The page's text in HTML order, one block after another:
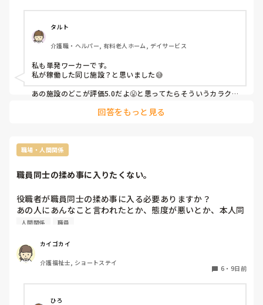
代表格です。それはなぜか？
①そもそも受け入れ件数が多い。同一日に複数人募集してい
る。日勤帯も夜勤帯も絶賛同時募集！　働きやすい事業所だ
ったら、そんなに募集する必要がありません。受け入れ件数
が多い事業所の、これまた典型的な特徴として「教えるのを
面倒くさがる。カットする」というものがあります。初めて
と言うと「初めてですかぁ😮‍💨」とボヤかれる率も高い。
②事業所がリセットすれば、評価点は5や4.9に容易に変わり
③批判的なコメントがなく「優しく対応してくださいまし
た」的なものばっかりというのは、要は批判的なコメントを
せっせと削除しているということです。
働きやすい事業所とは、毎日ではなく時折、募集をかけてく
る施設。毎日のように募集をかけていたとしても、すぐに埋
まってしまう（募集をかけて数十分から数時間の内に）。持
ち運べる入居者様のADL情報の資料がある。指示が曖昧では
れやれでもなく、放置で指示されずでもなく、ほどよい業務
の振り分けがある所（レビューや5chも参考に）
タイミーではGOOD率が、99%以上の事業所且つレビューの
タルト
介護職・ヘルパー, 有料老人ホーム, デイサービス
私も単発ワーカーです。
私が稼働した同じ施設？と思いました😅
あの施設のどこが評価5.0だよ😤と思ってたらそういうカラク
コメントもアテにならないのばっかり。
優しく教えるスタッフなんかいなかったけど？放置だよ？
がカイテクから泣きつかれたこともあり、コメント必ず載せて
毎日複数募集していてもリピーターが多い施設もあります。ス
タッフ全員が人当たりがとても良く、やはりワーカーが施設の
評価として一番重要視するところかなと感じます。
私もセラミックスさんのご指摘の部分は気をつけるようにして
いますが、ついつい怖いもの見たさで行ってしまい、二度と行
くかっ😤ととても良い勉強になっています🤣🤣🤣
回答をもっと見る
職場・人間関係
職員同士の揉め事に入りたくない。
役職者が職員同士の揉め事に入る必要ありますか？
あの人にあんなこと言われたとか、態度が悪いとか、本人同
士でやればいいと思うんですが、どうなんでしょう。
人間関係 職員
カイゴカイ
介護福祉士, ショートステイ
6 ・ 9日前
ひろ